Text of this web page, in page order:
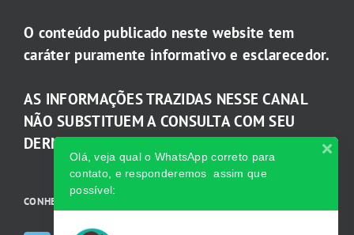
O conteúdo publicado neste website tem
caráter puramente informativo e esclarecedor.
AS INFORMAÇÕES TRAZIDAS NESSE CANAL
NÃO SUBSTITUEM A CONSULTA COM SEU
DERMATOLOGISTA.
CONHEÇA AS INCRÍVEIS Redes Sociais da Clínica
Olá, veja qual o WhatsApp correto para
contato, e responderemos assim que
possível: